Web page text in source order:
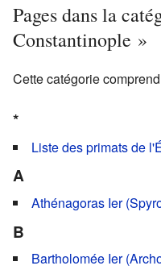
Pages dans la
Constantinople »
Cette catégorie
*
Liste des primats de
A
Athénagoras Ier
B
Bartholomée Ier